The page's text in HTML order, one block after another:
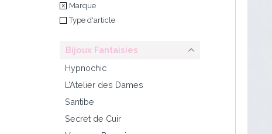
Marque
Type d'article
Bijoux Fantaisies
Hypnochic
L’Atelier des Dames
Santibe
Secret de Cuir